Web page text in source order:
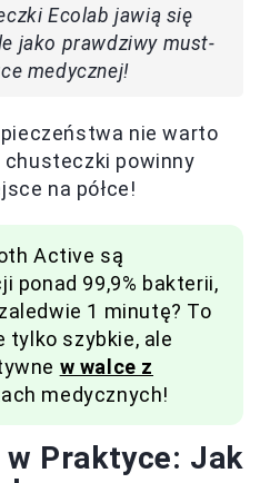
Ecolab jawią się
jako prawdziwy must-
medycznej!
nie warto
powinny
na półce!
Active są
ponad 99,9% bakterii,
1 minutę? To
tylko szybkie, ale
w walce z
medycznych!
w Praktyce: Jak